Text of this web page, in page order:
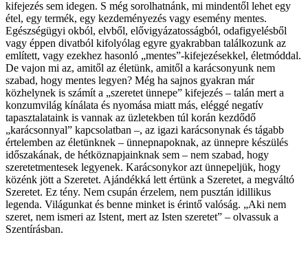
kifejezés sem idegen. S még sorolhatnánk, mi mindentől lehet egy
étel, egy termék, egy kezdeményezés vagy esemény mentes.
Egészségügyi okból, elvből, elővigyázatosságból, odafigyelésből
vagy éppen divatból kifolyólag egyre gyakrabban találkozunk az
említett, vagy ezekhez hasonló „mentes”-kifejezésekkel, életmóddal.
De vajon mi az, amitől az életünk, amitől a karácsonyunk nem
szabad, hogy mentes legyen? Még ha sajnos gyakran már
közhelynek is számít a „szeretet ünnepe” kifejezés – talán mert a
konzumvilág kínálata és nyomása miatt más, eléggé negatív
tapasztalataink is vannak az üzletekben túl korán kezdődő
„karácsonnyal” kapcsolatban –, az igazi karácsonynak és tágabb
értelemben az életünknek – ünnepnapoknak, az ünnepre készülés
időszakának, de hétköznapjainknak sem – nem szabad, hogy
szeretetmentesek legyenek. Karácsonykor azt ünnepeljük, hogy
közénk jött a Szeretet. Ajándékká lett értünk a Szeretet, a megváltó
Szeretet. Ez tény. Nem csupán érzelem, nem pusztán idillikus
legenda. Világunkat és benne minket is érintő valóság. „Aki nem
szeret, nem ismeri az Istent, mert az Isten szeretet” – olvassuk a
Szentírásban.